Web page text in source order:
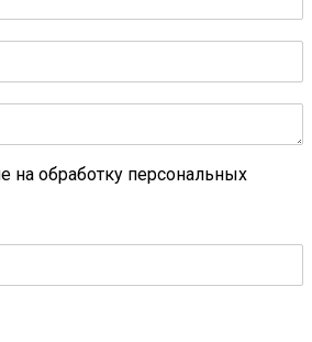
на обработку персональных